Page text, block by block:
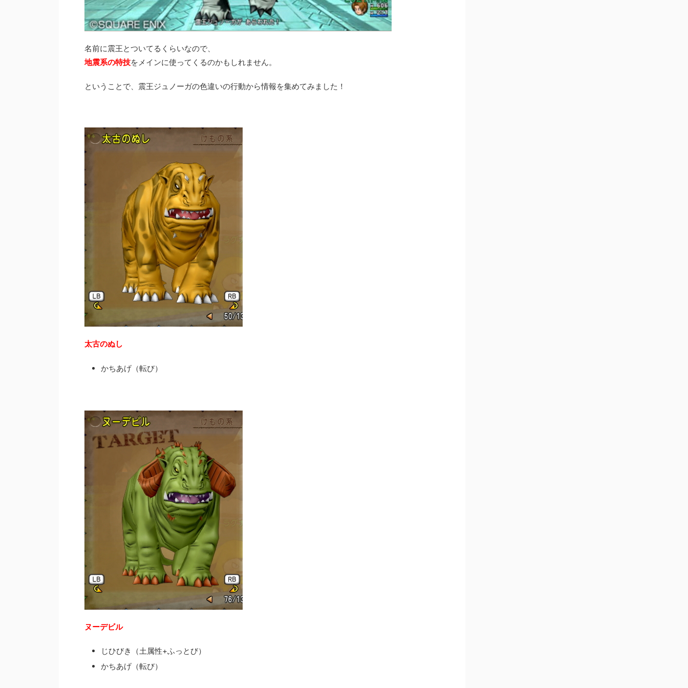
名前に震王とついてるくらいなので、
地震系の特技をメインに使ってくるのかもしれません。
ということで、震王ジュノーガの色違いの行動から情報を集めてみました！
太古のぬし
かちあげ（転び）
ヌーデビル
じひびき（土属性+ふっとび）
かちあげ（転び）